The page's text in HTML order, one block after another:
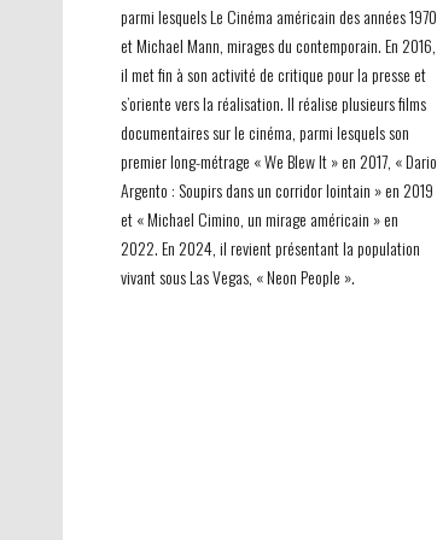
parmi lesquels Le Cinéma américain des années 1970
et Michael Mann, mirages du contemporain. En 2016,
il met fin à son activité de critique pour la presse et
s’oriente vers la réalisation. Il réalise plusieurs films
documentaires sur le cinéma, parmi lesquels son
premier long-métrage « We Blew It » en 2017, « Dario
Argento : Soupirs dans un corridor lointain » en 2019
et « Michael Cimino, un mirage américain » en
2022. En 2024, il revient présentant la population
vivant sous Las Vegas, « Neon People ».